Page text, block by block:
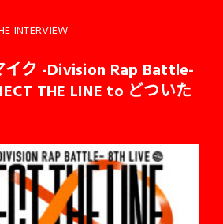
INTERVIEW
イク -Division Rap Battle-
THE LINE to どついた